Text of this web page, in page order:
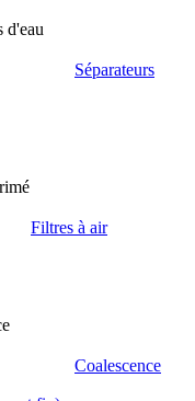
d'eau
Séparateurs
Filtres à air
Coalescence